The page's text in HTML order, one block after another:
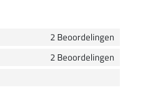
2 Beoordelingen
2 Beoordelingen